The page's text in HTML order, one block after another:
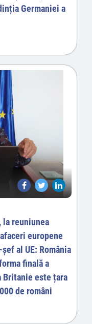
Germaniei a
la reuniunea
europene
al UE: România
finală a
Britanie este țara
de români